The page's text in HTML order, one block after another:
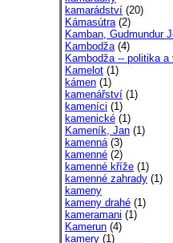
kamarádství (20)
Kámasútra(2)
Kamban, Gudmundur
Kambodža(4)
Kambodža -- politika a
Kamelot (1)
kámen (1)
kamenářství (1)
kameníci (1)
kamenické (1)
Kameník, Jan (1)
kamenná(3)
kamenné (2)
kamenné kříže (1)
kamenné zahrady (1)
kameny
kameny drahé (1)
kameramani (1)
Kamerun (4)
kamery (1)